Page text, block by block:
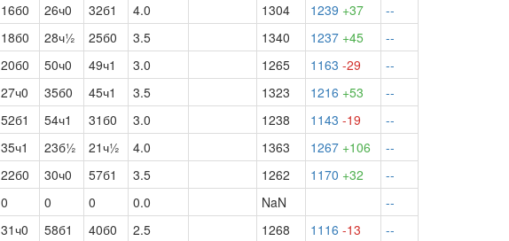
16б0 26ч0 32б1 4.0 1304 1239 +37
--
18б0 28ч½ 25б0 3.5 1340 1237 +45
--
20б0 50ч0 49ч1 3.0 1265 1163 -29
--
27ч0 35б0 45ч1 3.5 1323 1216 +53
--
52б1 54ч1 31б0 3.0 1238 1143 -19
--
35ч1 23б½ 21ч½ 4.0 1363 1267 +106
--
22б0 30ч0 57б1 3.5 1262 1170 +32
--
0 0 0 0.0 NaN
--
31ч0 58б1 40б0 2.5 1268 1116 -13
--